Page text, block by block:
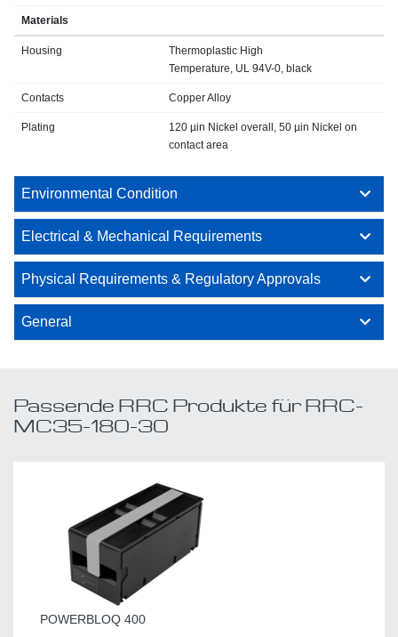
Materials
Housing
Thermoplastic High
Temperature, UL 94V-0, black
Contacts Copper Alloy
Plating
120 µin Nickel overall, 50 µin Nickel on
contact area
Environmental Condition
Electrical & Mechanical Requirements
Physical Requirements & Regulatory Approvals
General
Passende RRC Produkte für RRC-
MC35-180-30
POWERBLOQ 400